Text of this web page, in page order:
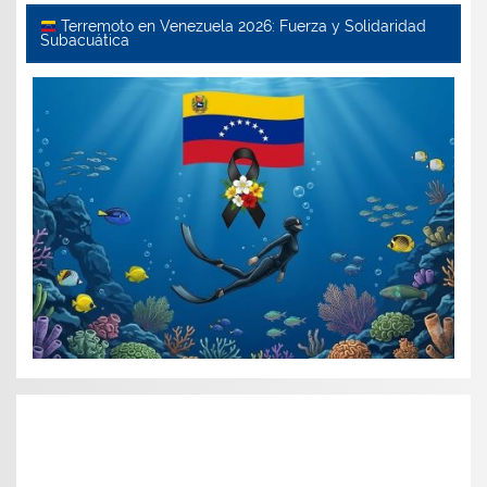
Terremoto en Venezuela 2026: Fuerza y Solidaridad
Subacuática